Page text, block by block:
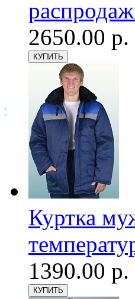
2650.00 р.
Куртка
1390.00 р.